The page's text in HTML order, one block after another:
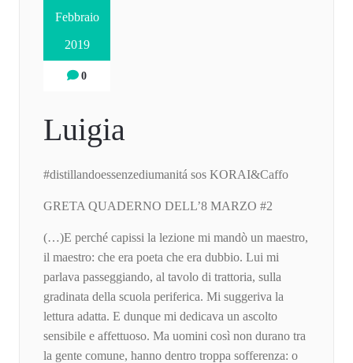
Febbraio
2019
0
Luigia
#distillandoessenzediumanitá sos KORAI&Caffo
GRETA QUADERNO DELL’8 MARZO #2
(…)E perché capissi la lezione mi mandò un maestro,
il maestro: che era poeta che era dubbio. Lui mi
parlava passeggiando, al tavolo di trattoria, sulla
gradinata della scuola periferica. Mi suggeriva la
lettura adatta. E dunque mi dedicava un ascolto
sensibile e affettuoso. Ma uomini così non durano tra
la gente comune, hanno dentro troppa sofferenza: o